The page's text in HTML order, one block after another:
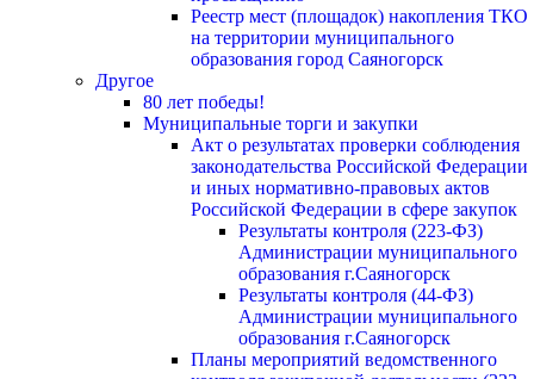
Реестр мест (площадок) накопления ТКО
на территории муниципального
образования город Саяногорск
Другое
80 лет победы!
Муниципальные торги и закупки
Акт о результатах проверки соблюдения
законодательства Российской Федерации
и иных нормативно-правовых актов
Российской Федерации в сфере закупок
Результаты контроля (223-ФЗ)
Администрации муниципального
образования г.Саяногорск
Результаты контроля (44-ФЗ)
Администрации муниципального
образования г.Саяногорск
Планы мероприятий ведомственного